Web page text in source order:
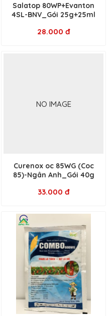
Salatop 80WP+Evanton
4SL-BNV_Gói 25g+25ml
28.000 đ
NO IMAGE
Curenox oc 85WG (Coc
85)-Ngân Anh_Gói 40g
33.000 đ